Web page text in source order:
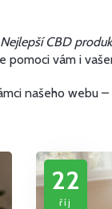
CBD
pomoci vám i
našeho webu
22
říj